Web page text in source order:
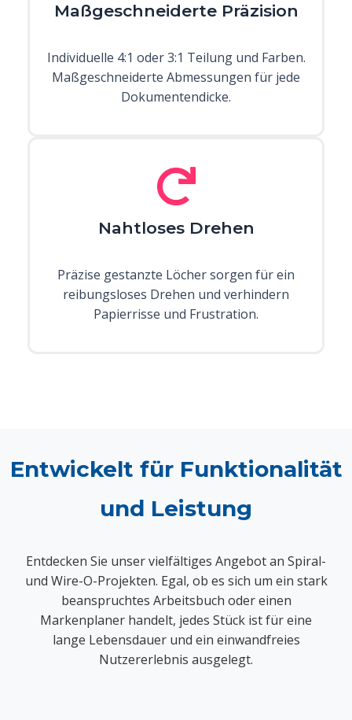
Maßgeschneiderte Präzision
Individuelle 4:1 oder 3:1 Teilung und Farben.
Maßgeschneiderte Abmessungen für jede
Dokumentendicke.
Nahtloses Drehen
Präzise gestanzte Löcher sorgen für ein
reibungsloses Drehen und verhindern
Papierrisse und Frustration.
Entwickelt für Funktionalität
und Leistung
Entdecken Sie unser vielfältiges Angebot an Spiral-
und Wire-O-Projekten. Egal, ob es sich um ein stark
beanspruchtes Arbeitsbuch oder einen
Markenplaner handelt, jedes Stück ist für eine
lange Lebensdauer und ein einwandfreies
Nutzererlebnis ausgelegt.